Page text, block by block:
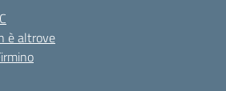
è altrove